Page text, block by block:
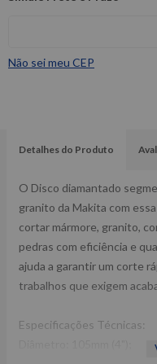
Não sei meu CEP
Detalhes do Produto
O Disco diamantado
granito da Makita com
cortar mármore, granito,
pedras com eficiência e
ajuda a garantir um corte
trabalhos que exigem
Especificações Técnicas: